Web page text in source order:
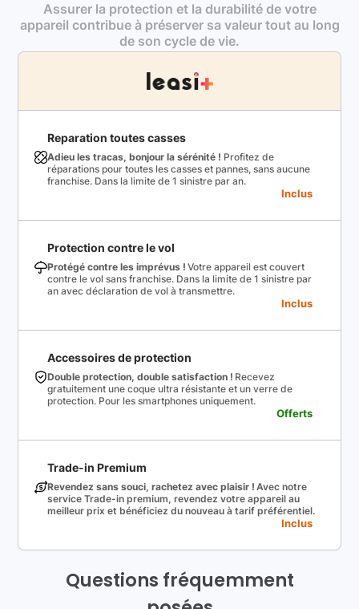
Assurer la protection et la durabilité de votre
appareil contribue à préserver sa valeur tout au long
de son cycle de vie.
Reparation toutes casses
Adieu les tracas, bonjour la sérénité ! Profitez de
réparations pour toutes les casses et pannes, sans aucune
franchise. Dans la limite de 1 sinistre par an.
Inclus
Protection contre le vol
Protégé contre les imprévus ! Votre appareil est couvert
contre le vol sans franchise. Dans la limite de 1 sinistre par
an avec déclaration de vol à transmettre.
Inclus
Accessoires de protection
Double protection, double satisfaction ! Recevez
gratuitement une coque ultra résistante et un verre de
protection. Pour les smartphones uniquement.
Offerts
Trade-in Premium
Revendez sans souci, rachetez avec plaisir ! Avec notre
service Trade-in premium, revendez votre appareil au
meilleur prix et bénéficiez du nouveau à tarif préférentiel.
Inclus
Questions fréquemment